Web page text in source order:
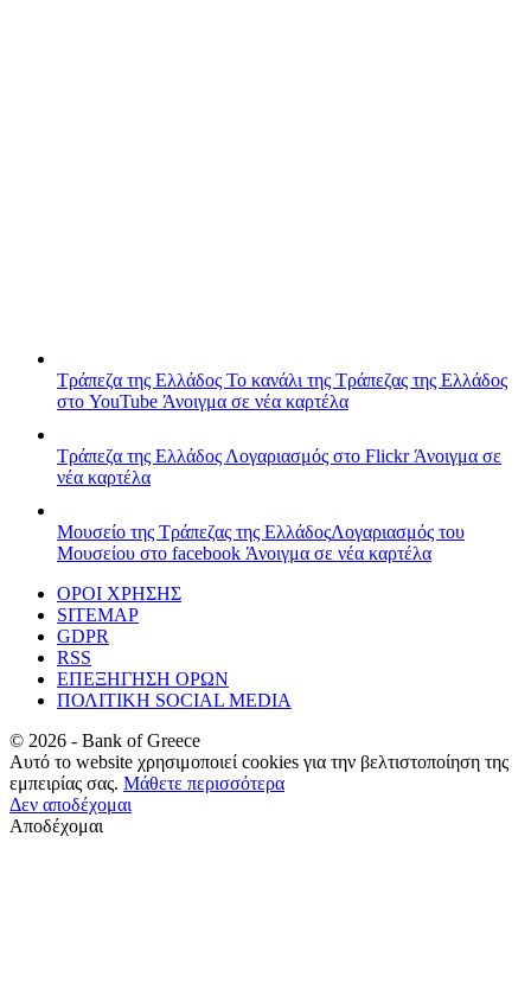
Τράπεζα της Ελλάδος Το κανάλι της Τράπεζας της Ελλάδος
στο YouTube Άνοιγμα σε νέα καρτέλα
Τράπεζα της Ελλάδος Λογαριασμός στο FlickrΆνοιγμα σε
νέα καρτέλα
Μουσείο της Τράπεζας της ΕλλάδοςΛογαριασμός του
Μουσείου στο facebook Άνοιγμα σε νέα καρτέλα
ΟΡΟΙ ΧΡΗΣΗΣ
SITEMAP
GDPR
RSS
ΕΠΕΞΗΓΗΣΗ ΟΡΩΝ
ΠΟΛΙΤΙΚΗ SOCIAL MEDIA
© 2026 - Bank of Greece
Αυτό το website χρησιμοποιεί cookies για την βελτιστοποίηση της
εμπειρίας σας. Μάθετε περισσότερα
Δεν αποδέχομαι
Αποδέχομαι